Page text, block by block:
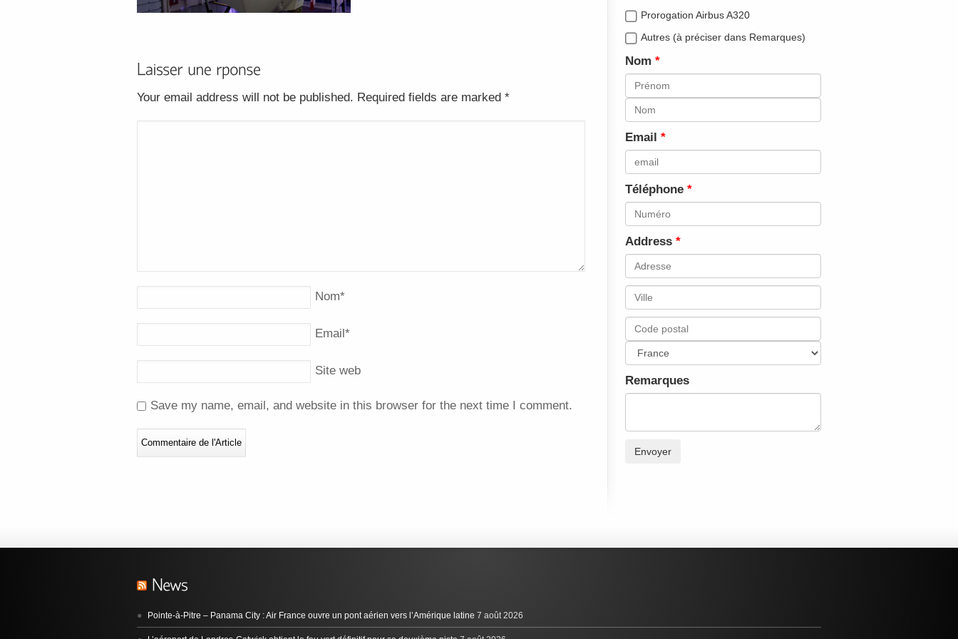
Your email address will not be published. Required fields are marked *
Nom*
Email *
Site web
Save my name, email, and website in this browser for the next time I comment.
Prorogation Airbus A320
Autres (à préciser dans Remarques)
Nom
Email
Téléphone
Address
Remarques
Envoyer
Pointe‑à‑Pitre – Panama City : Air France ouvre un pont aérien vers l’Amérique latine 7 août 2026